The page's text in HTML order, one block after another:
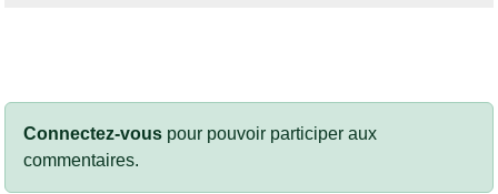
Connectez-vous pour pouvoir participer aux
commentaires.